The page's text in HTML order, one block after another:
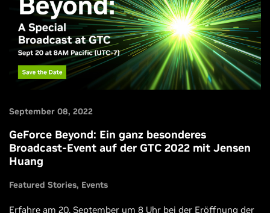
September 08, 2022
GeForce Beyond: Ein ganz besonderes
Broadcast-Event auf der GTC 2022 mit Jensen
Huang
Featured Stories Events
Erfahre am 20. September um 8 Uhr bei der Eröffnung der